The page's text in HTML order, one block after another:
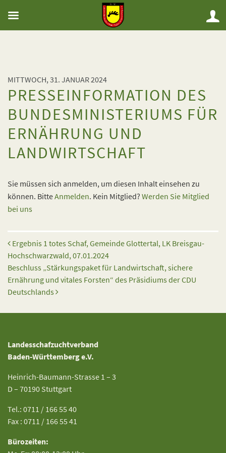
MITTWOCH, 31. JANUAR 2024
PRESSEINFORMATION DES
BUNDESMINISTERIUMS FÜR
ERNÄHRUNG UND
LANDWIRTSCHAFT
Sie müssen sich anmelden, um diesen Inhalt einsehen zu
können. BitteAnmelden. Kein Mitglied? Werden Sie Mitglied
bei uns
Beitrags-Navigation
Ergebnis 1 totes Schaf, Gemeinde Glottertal, LK Breisgau-
Hochschwarzwald, 07.01.2024
Beschluss „Stärkungspaket für Landwirtschaft, sichere
Ernährung und vitales Forsten“ des Präsidiums der CDU
Deutschlands
Landesschafzuchtverband
Baden-Württemberg e.V.
Heinrich-Baumann-Strasse 1 – 3
D – 70190 Stuttgart
Tel.: 0711 / 166 55 40
Fax : 0711 / 166 55 41
Bürozeiten: